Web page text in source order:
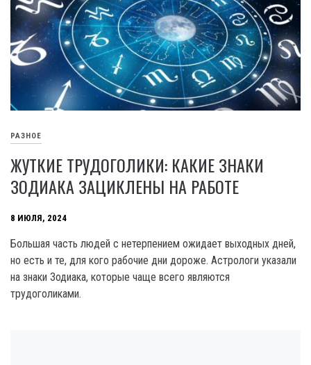
РАЗНОЕ
ЖУТКИЕ ТРУДОГОЛИКИ: КАКИЕ ЗНАКИ
ЗОДИАКА ЗАЦИКЛЕНЫ НА РАБОТЕ
8 ИЮЛЯ, 2024
Большая часть людей с нетерпением ожидает выходных дней,
но есть и те, для кого рабочие дни дороже. Астрологи указали
на знаки Зодиака, которые чаще всего являются
трудоголиками.